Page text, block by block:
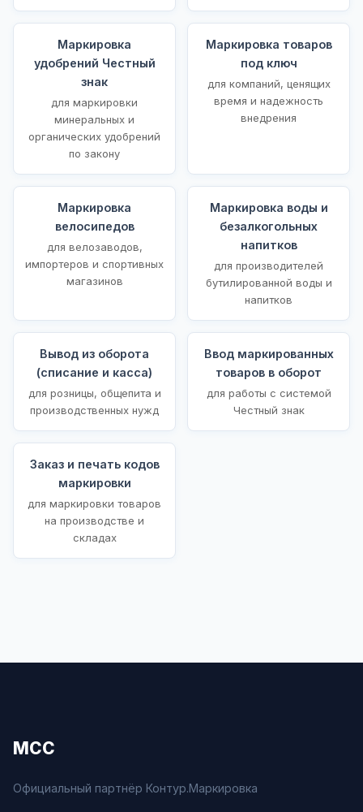
Маркировка
удобрений Честный
знак
для маркировки
минеральных и
органических удобрений
по закону
Маркировка товаров
под ключ
для компаний, ценящих
время и надежность
внедрения
Маркировка
велосипедов
для велозаводов,
импортеров и спортивных
магазинов
Маркировка воды и
безалкогольных
напитков
для производителей
бутилированной воды и
напитков
Вывод из оборота
(списание и касса)
для розницы, общепита и
производственных нужд
Ввод маркированных
товаров в оборот
для работы с системой
Честный знак
Заказ и печать кодов
маркировки
для маркировки товаров
на производстве и
складах
МСС
Официальный партнёр Контур.Маркировка